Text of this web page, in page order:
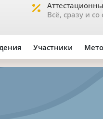
Всё, сразу и
Участники